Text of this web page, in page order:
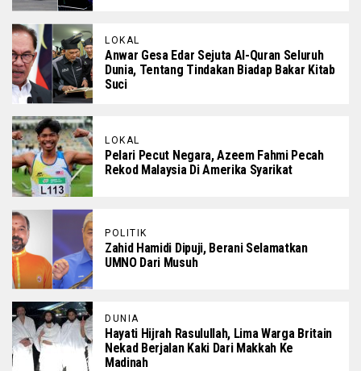
LOKAL
Anwar Gesa Edar Sejuta Al-Quran Seluruh
Dunia, Tentang Tindakan Biadap Bakar Kitab
Suci
LOKAL
Pelari Pecut Negara, Azeem Fahmi Pecah
Rekod Malaysia Di Amerika Syarikat
POLITIK
Zahid Hamidi Dipuji, Berani Selamatkan
UMNO Dari Musuh
DUNIA
Hayati Hijrah Rasulullah, Lima Warga Britain
Nekad Berjalan Kaki Dari Makkah Ke
Madinah